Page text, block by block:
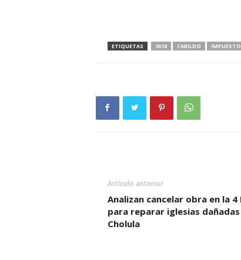
ETIQUETAS 2018 CABILDO
Artículo anterior
Analizan cancelar obra en la 4
para reparar iglesias
Cholula